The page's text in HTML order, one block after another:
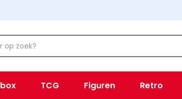
TCG Figuren Retro